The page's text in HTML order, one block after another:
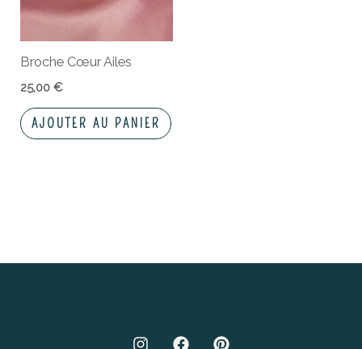
Broche Cœur Ailes
25,00€
AJOUTER AU PANIER